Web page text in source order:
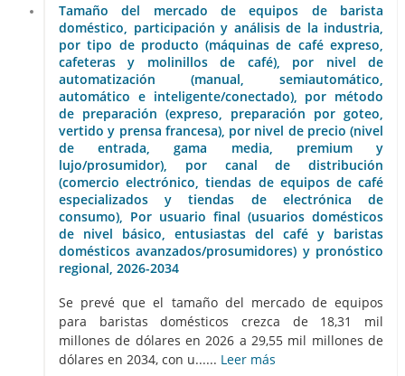
Tamaño del mercado de equipos de barista
doméstico, participación y análisis de la industria,
por tipo de producto (máquinas de café expreso,
cafeteras y molinillos de café), por nivel de
automatización (manual, semiautomático,
automático e inteligente/conectado), por método
de preparación (expreso, preparación por goteo,
vertido y prensa francesa), por nivel de precio (nivel
de entrada, gama media, premium y
lujo/prosumidor), por canal de distribución
(comercio electrónico, tiendas de equipos de café
especializados y tiendas de electrónica de
consumo), Por usuario final (usuarios domésticos
de nivel básico, entusiastas del café y baristas
domésticos avanzados/prosumidores) y pronóstico
regional, 2026-2034
Se prevé que el tamaño del mercado de equipos
para baristas domésticos crezca de 18,31 mil
millones de dólares en 2026 a 29,55 mil millones de
dólares en 2034, con u...... Leer más